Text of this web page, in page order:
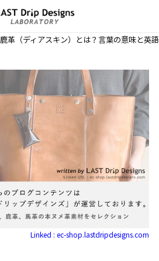
鹿革（ディアスキン）とは？言葉の意味と英
Linked : ec-shop.lastdripdesigns.com